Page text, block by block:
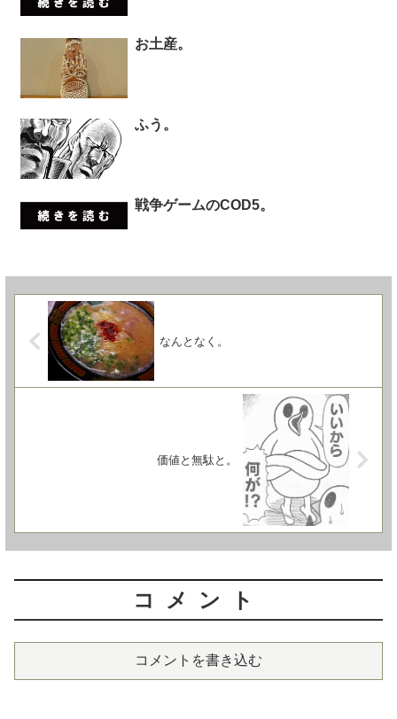
お土産。
ふう。
戦争ゲームのCOD5。
なんとなく。
価値と無駄と。
コメント
コメントを書き込む